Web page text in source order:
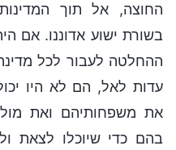
החוצה, אל תוך
בשורת ישוע אדוננו. אם
ההחלטה לעבור לכל
עדות לאל, הם לא היו
את משפחותיהם ואת
בהם כדי שיוכלו לצאת